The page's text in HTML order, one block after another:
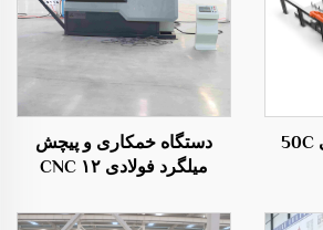
مرکز خم‌کننده افقی 50C
دستگاه خمکاری و پیچش
میلگرد فولادی ۱۲ CNC